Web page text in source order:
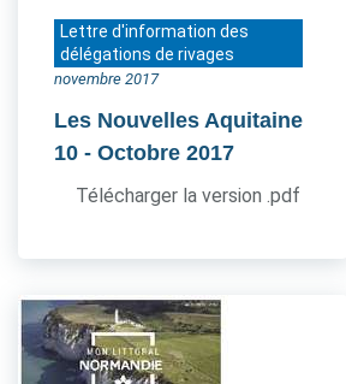
Lettre d'information des
délégations de rivages
novembre 2017
Les Nouvelles Aquitaine
10 - Octobre 2017
Télécharger la version .pdf